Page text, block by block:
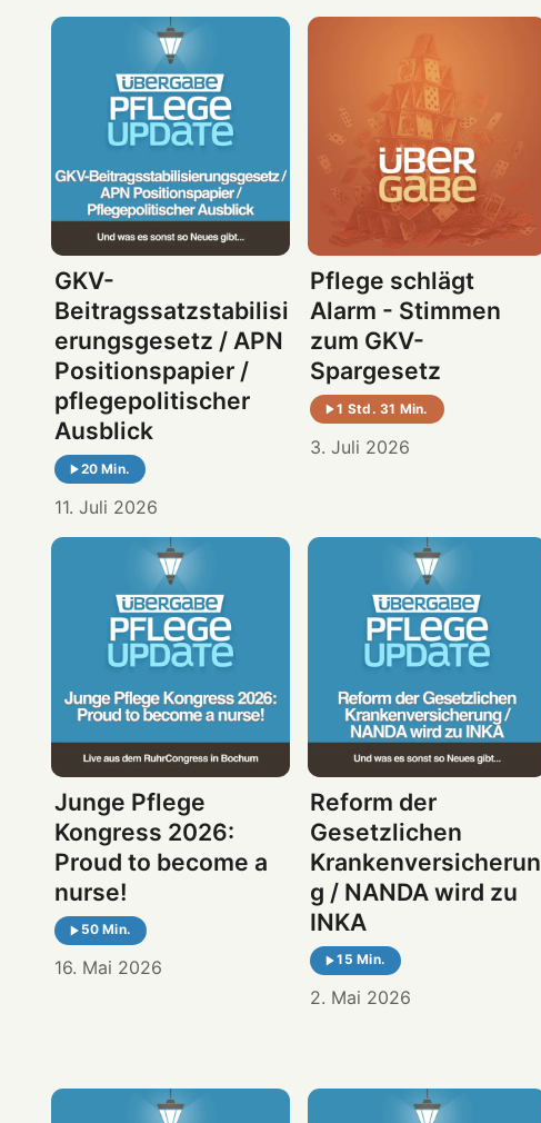
GKV-
Beitragssatzstabilisi
erungsgesetz / APN
Positionspapier /
pflegepolitischer
Ausblick
20 Min.
11. Juli 2026
Pflege schlägt
Alarm - Stimmen
zum GKV-
Spargesetz
1 Std. 31 Min.
3. Juli 2026
Junge Pflege
Kongress 2026:
Proud to become a
nurse!
50 Min.
16. Mai 2026
Reform der
Gesetzlichen
Krankenversicherun
g / NANDA wird zu
INKA
15 Min.
2. Mai 2026